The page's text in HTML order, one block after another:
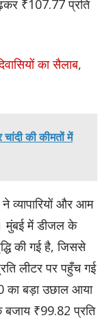
₹107.77 प्रति
का सैलाब,
की कीमतों में
व्यापारियों और आम
मुंबई में डीजल के
की गई है, जिससे
लीटर पर पहुँच गई
का बड़ा उछाल आया
₹99.82 प्रति